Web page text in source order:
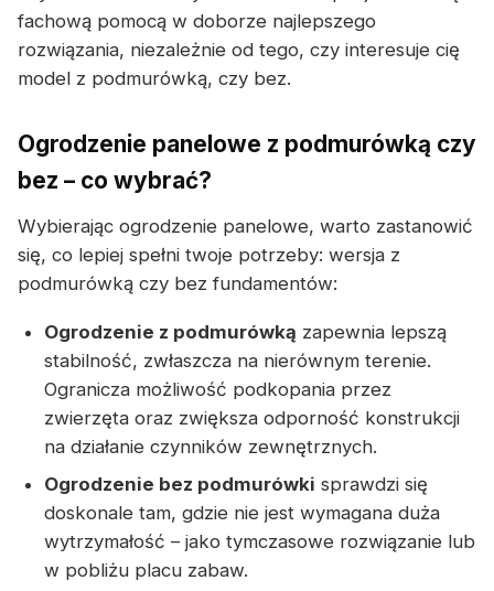
fachową pomocą w doborze najlepszego
rozwiązania, niezależnie od tego, czy interesuje cię
model z podmurówką, czy bez.
Ogrodzenie panelowe z podmurówką czy
bez – co wybrać?
Wybierając ogrodzenie panelowe, warto zastanowić
się, co lepiej spełni twoje potrzeby: wersja z
podmurówką czy bez fundamentów:
Ogrodzenie z podmurówką zapewnia lepszą
stabilność, zwłaszcza na nierównym terenie.
Ogranicza możliwość podkopania przez
zwierzęta oraz zwiększa odporność konstrukcji
na działanie czynników zewnętrznych.
Ogrodzenie bez podmurówki sprawdzi się
doskonale tam, gdzie nie jest wymagana duża
wytrzymałość – jako tymczasowe rozwiązanie lub
w pobliżu placu zabaw.